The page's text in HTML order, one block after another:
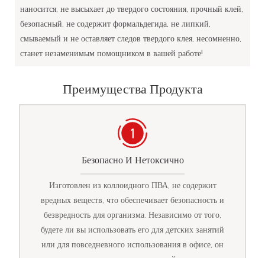
наносится, не высыхает до твердого состояния, прочный клей,
безопасный, не содержит формальдегида, не липкий,
смываемый и не оставляет следов твердого клея, несомненно,
станет незаменимым помощником в вашей работе!
Преимущества Продукта
Безопасно И Нетоксично
Изготовлен из коллоидного ПВА, не содержит
вредных веществ, что обеспечивает безопасность и
безвредность для организма. Независимо от того,
будете ли вы использовать его для детских занятий
или для повседневного использования в офисе, он